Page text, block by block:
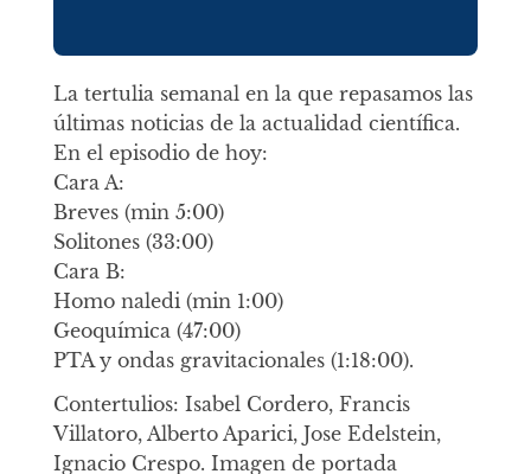
La tertulia semanal en la que repasamos las
últimas noticias de la actualidad científica.
En el episodio de hoy:
Cara A:
Breves (min 5:00)
Solitones (33:00)
Cara B:
Homo naledi (min 1:00)
Geoquímica (47:00)
PTA y ondas gravitacionales (1:18:00).
Contertulios: Isabel Cordero, Francis
Villatoro, Alberto Aparici, Jose Edelstein,
Ignacio Crespo. Imagen de portada